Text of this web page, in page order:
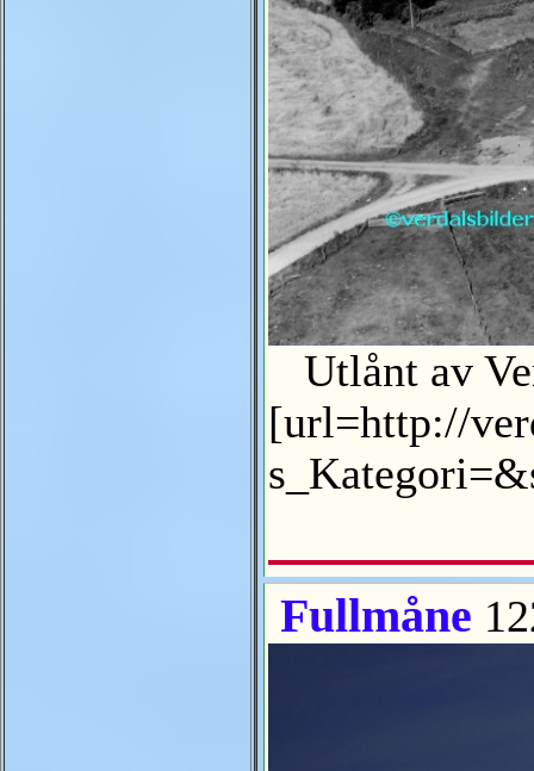
Utlånt av
[url=http://
Fullmåne